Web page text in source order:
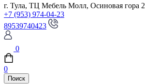
г. Тула, ТЦ Мебель Молл, Осиновая гора 2
+7 (953) 974-04-23
89539740423
0
0
Поиск